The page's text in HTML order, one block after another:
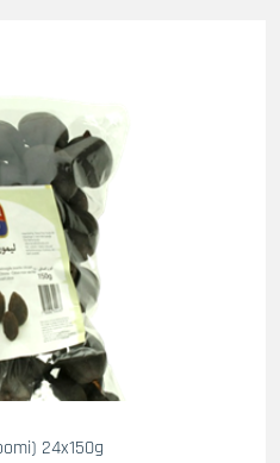
Al Raii Black Dried Lemon (Loomi) 24x150g